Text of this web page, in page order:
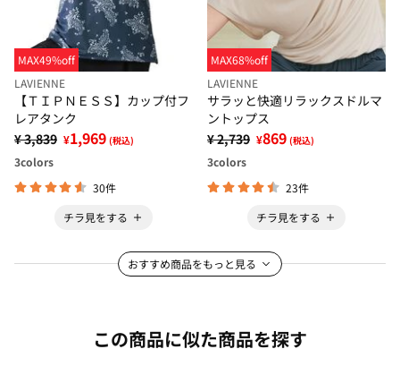
MAX49%off
LAVIENNE
【ＴＩＰＮＥＳＳ】カップ付フ
レアタンク
¥ 3,839 ¥1,969 (税込)
3colors
30件
チラ見をする
MAX68%off
LAVIENNE
サラッと快適リラックスドルマ
ントップス
¥ 2,739 ¥869 (税込)
3colors
23件
チラ見をする
おすすめ商品をもっと見る
この商品に似た商品を探す